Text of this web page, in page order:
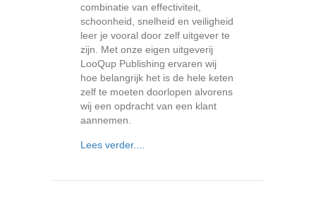
combinatie van effectiviteit,
schoonheid, snelheid en veiligheid
leer je vooral door zelf uitgever te
zijn. Met onze eigen uitgeverij
LooQup Publishing ervaren wij
hoe belangrijk het is de hele keten
zelf te moeten doorlopen alvorens
wij een opdracht van een klant
aannemen.
Lees verder....